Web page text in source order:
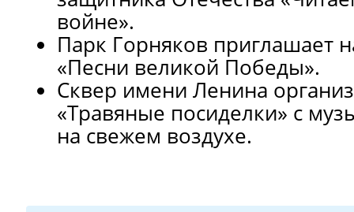
войне».
Парк Горняков приглашает
«Песни великой Победы».
Сквер имени Ленина
«Травяные посиделки» с
на свежем воздухе.